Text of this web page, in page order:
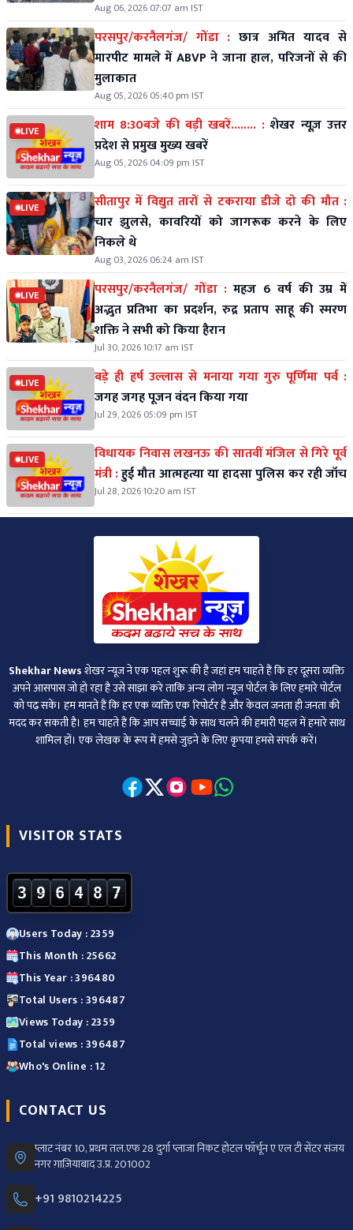
Aug 06, 2026 07:07 am IST
परसपुर/करनैलगंज/ गोंडा : छात्र अमित यादव से
मारपीट मामले में ABVP ने जाना हाल, परिजनों से की
मुलाकात
Aug 05, 2026 05:40 pm IST
LIVE शाम 8:30बजे की बड़ी खबरें........ : शेखर न्यूज़ उत्तर
प्रदेश से प्रमुख मुख्य खबरें
Aug 05, 2026 04:09 pm IST
LIVE
सीतापुर में विद्युत तारों से टकराया डीजे दो की मौत :
चार झुलसे, कावरियों को जागरूक करने के लिए
निकले थे
Aug 03, 2026 06:24 am IST
LIVE परसपुर/करनैलगंज/ गोंडा : महज 6 वर्ष की उम्र में
अद्भुत प्रतिभा का प्रदर्शन, रुद्र प्रताप साहू की स्मरण
शक्ति ने सभी को किया हैरान
Jul 30, 2026 10:17 am IST
LIVE
बड़े ही हर्ष उल्लास से मनाया गया गुरु पूर्णिमा पर्व :
जगह जगह पूजन वंदन किया गया
Jul 29, 2026 05:09 pm IST
LIVE
विधायक निवास लखनऊ की सातवीं मंजिल से गिरे पूर्व
मंत्री :हुई मौत आत्महत्या या हादसा पुलिस कर रही जॉच
Jul 28, 2026 10:20 am IST
Shekhar Newsशेखर न्‍यूज ने एक पहल शुरू की है जहां हम चाहते हैं कि हर दूसरा व्‍यक्ति
अपने आसपास जो हो रहा है उसे साझा करे ताकि अन्‍य लोग न्‍यूज पोर्टल के लिए हमारे पोर्टल
को पढ़ सकें। हम मानते हैं कि हर एक व्यक्ति एक रिपोर्टर है और केवल जनता ही जनता की
मदद कर सकती है। हम चाहते हैं कि आप सच्चाई के साथ चलने की हमारी पहल में हमारे साथ
शामिल हों। एक लेखक के रूप में हमसे जुड़ने के लिए कृपया हमसे संपर्क करें।
VISITOR STATS
3 9 6 4 8 7
Users Today : 2359
This Month : 25662
This Year : 396480
Total Users : 396487
Views Today : 2359
Total views : 396487
Who's Online : 12
CONTACT US
प्लाट नंबर 10, प्रथम तल.एफ 28 दुर्गा प्लाजा निकट होटल फॉर्चून ए एल टी सेंटर संजय
नगर ग़ाज़ियाबाद उ.प्र. 201002
+91 9810214225